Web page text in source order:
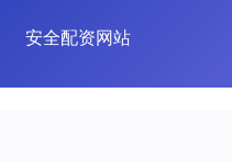
安全配资网站